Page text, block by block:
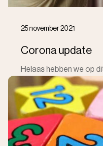
25 november 2021
Corona update